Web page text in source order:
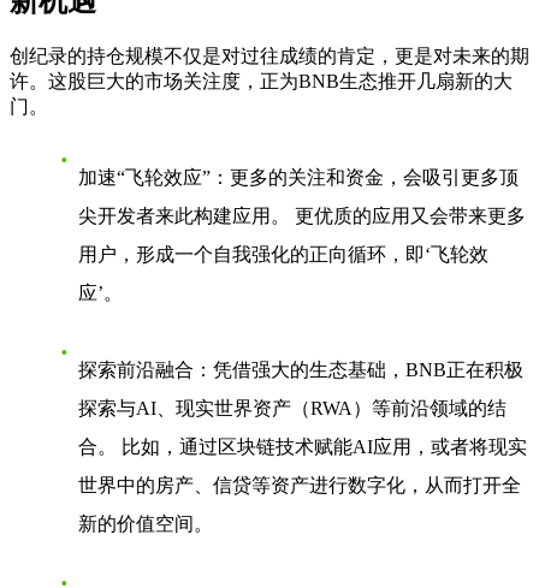
创纪录的持仓规模不仅是对过往成绩的肯定，更是对未来的期
许。这股巨大的市场关注度，正为BNB生态推开几扇新的大
门。
加速“飞轮效应” ：更多的关注和资金，会吸引更多顶
尖开发者来此构建应用。 更优质的应用又会带来更多
用户，形成一个自我强化的正向循环，即‘飞轮效
应’。
探索前沿融合 ：凭借强大的生态基础，BNB正在积极
探索与AI、现实世界资产（RWA）等前沿领域的结
合。 比如，通过区块链技术赋能AI应用，或者将现实
世界中的房产、信贷等资产进行数字化，从而打开全
新的价值空间。